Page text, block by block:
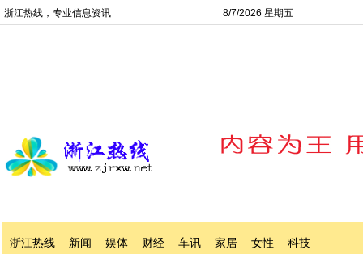
浙江热线，专业信息资讯 8/7/2026 星期五
浙江热线 新闻 娱体 财经 车讯 家居 女性 科技